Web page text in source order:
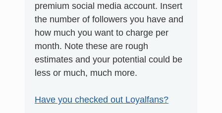
premium social media account. Insert
the number of followers you have and
how much you want to charge per
month. Note these are rough
estimates and your potential could be
less or much, much more.
Have you checked out Loyalfans?